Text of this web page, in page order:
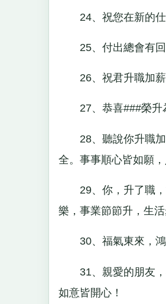
24、祝您在新的仕
25、付出總會有回
26、祝君升職加薪
27、恭喜###榮升為
28、聽說你升職加
全。事事順心皆如願，
29、你，升了職，
樂，事業節節升，生活
30、福氣東來，鴻
31、親愛的朋友，
如意皆開心！